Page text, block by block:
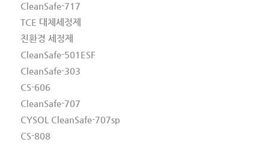
CleanSafe-717
TCE 대체세정제
친환경 세정제
CleanSafe-501ESF
CleanSafe-303
CS-606
CleanSafe-707
CYSOL CleanSafe-707sp
CS-808